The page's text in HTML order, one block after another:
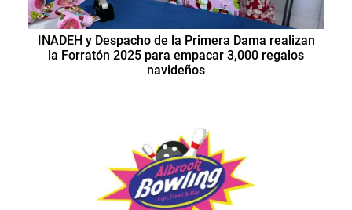
INADEH y Despacho de la Primera Dama realizan
la Forratón 2025 para empacar 3,000 regalos
navideños